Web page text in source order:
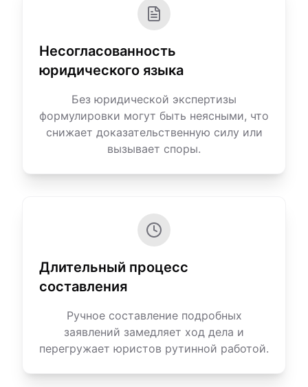
Несогласованность
юридического языка
Без юридической экспертизы
формулировки могут быть неясными, что
снижает доказательственную силу или
вызывает споры.
Длительный процесс
составления
Ручное составление подробных
заявлений замедляет ход дела и
перегружает юристов рутинной работой.